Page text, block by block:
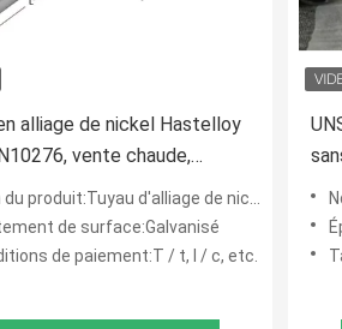
alliage de nickel Hastelloy
vente chaude,
à la corrosion
du produit:Tuyau d'alliage de nickel
de surface:Galvanisé
de paiement:T / t, l / c, etc.